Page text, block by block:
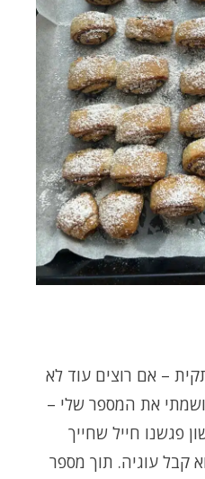
– אם רוצים עוד לא
את המספר שלי –
פגשנו חייל שחייך
קבל עוגיה. תוך מספר